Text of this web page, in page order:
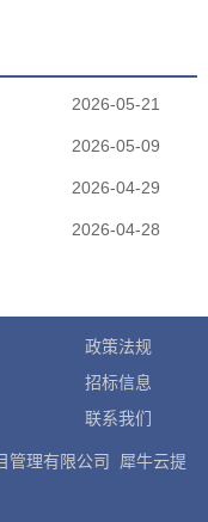
2026-05-21
2026-05-09
2026-04-29
2026-04-28
政策法规
招标信息
联系我们
管理有限公司 犀牛云提